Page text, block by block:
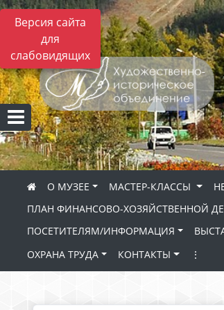
Версия сайта
для
слабовидящих
О МУЗЕЕ МАСТЕР-КЛАССЫ
ПЛАН ФИНАНСОВО-ХОЗЯЙСТВЕННОЙ
ПОСЕТИТЕЛЯМ/ИНФОРМАЦИЯ
ОХРАНА ТРУДА
КОНТАКТЫ ⋮